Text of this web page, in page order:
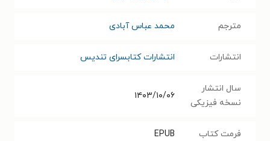
مترجم محمد عباس آبادی
انتشارات انتشارات کتابسرای تندیس
سال انتشار
نسخه فیزیکی
۱۴۰۳/۱۰/۰۶
فرمت کتاب EPUB